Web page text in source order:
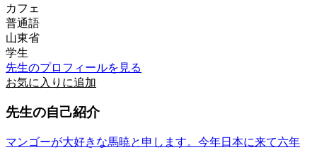
カフェ
普通語
山東省
学生
先生のプロフィールを見る
お気に入りに追加
先生の自己紹介
マンゴーが大好きな馬暁と申します。今年日本に来て六年